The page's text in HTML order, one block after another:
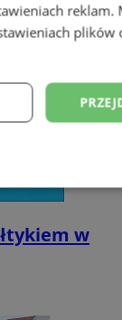
w
reklam.
plików